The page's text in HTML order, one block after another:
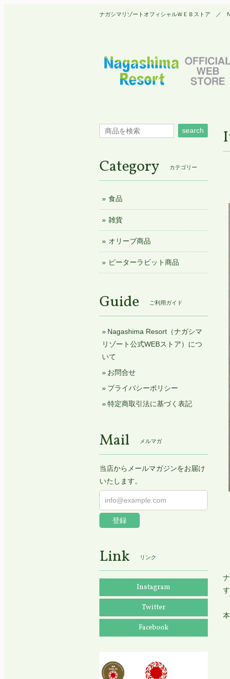
ナガシマリゾートオフィシャルＷＥＢストア ／
す
search
Category カテゴリー
食品
雑貨
オリーブ商品
ピーターラビット商品
Guide ご利用ガイド
Nagashima Resort（ナガシマ
リゾート公式WEBストア）につ
いて
お問合せ
プライバシーポリシー
特定商取引法に基づく表記
Mail メルマガ
当店からメールマガジンをお届け
いたします。
登録
Link リンク
Instagram
Twitter
Facebook